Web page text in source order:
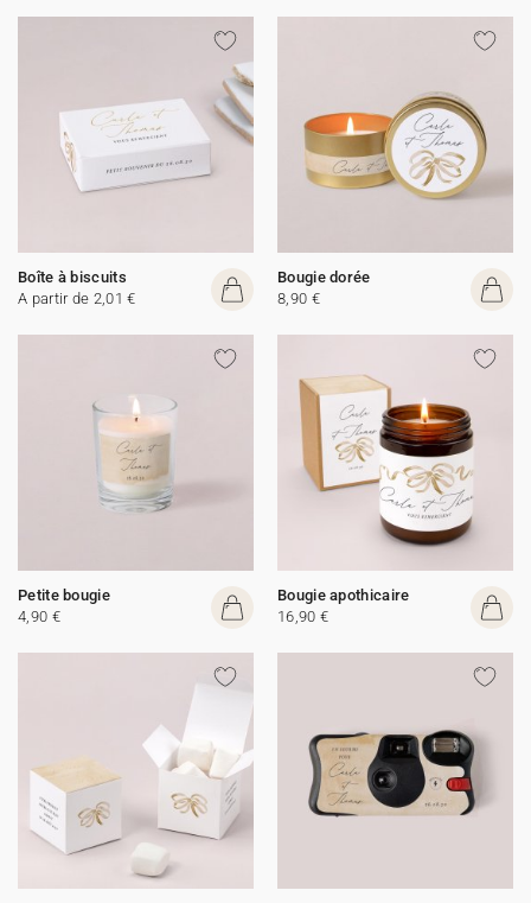
Boîte à biscuits
A partir de 2,01 €
Bougie dorée
8,90 €
Petite bougie
4,90 €
Bougie apothicaire
16,90 €